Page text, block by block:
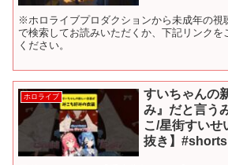
※ホロライブプロダクションから未成年の視
で検索してお読みいただくか、下記リンクを
ください。
ホロライブ
すいちゃんの
み』だと言う
こ/星街すいせ
抜き】#shorts